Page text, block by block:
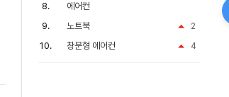
에어컨
2
노트북
4
창문형 에어컨